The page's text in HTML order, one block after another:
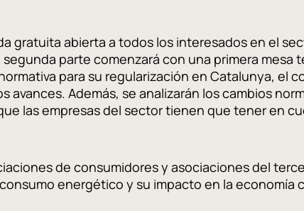
gratuita abierta a todos los interesados en el
parte comenzará con una primera mesa
para su regularización en Catalunya, el
avances. Además, se analizarán los cambios
las empresas del sector tienen que tener en
de consumidores y asociaciones del
energético y su impacto en la economía